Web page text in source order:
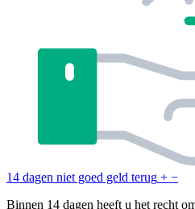
14 dagen niet goed geld terug + −
Binnen 14 dagen heeft u het recht